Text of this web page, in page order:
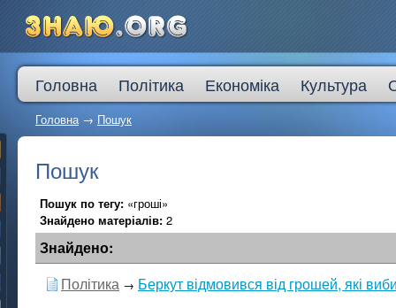
Головна Політика Економіка Культура
Головна→ Пошук
Пошук
Пошук по тегу: «гроші»
Знайдено матеріалів: 2
Знайдено:
Політика → Беркут відмовився від грошей, які